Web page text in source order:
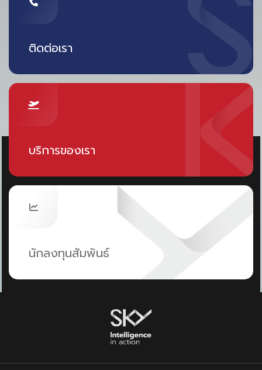
ติดต่อเรา
บริการของเรา
นักลงทุนสัมพันธ์